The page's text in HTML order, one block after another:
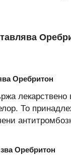
Оребритон
лекарствено
То
Оребритон